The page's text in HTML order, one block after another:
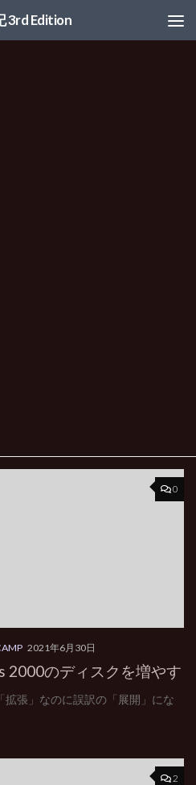
3rd Edition
0
2021年6月30日
2000のディスクを増やす
拡張」なのに誤訳の「展開」にな
2